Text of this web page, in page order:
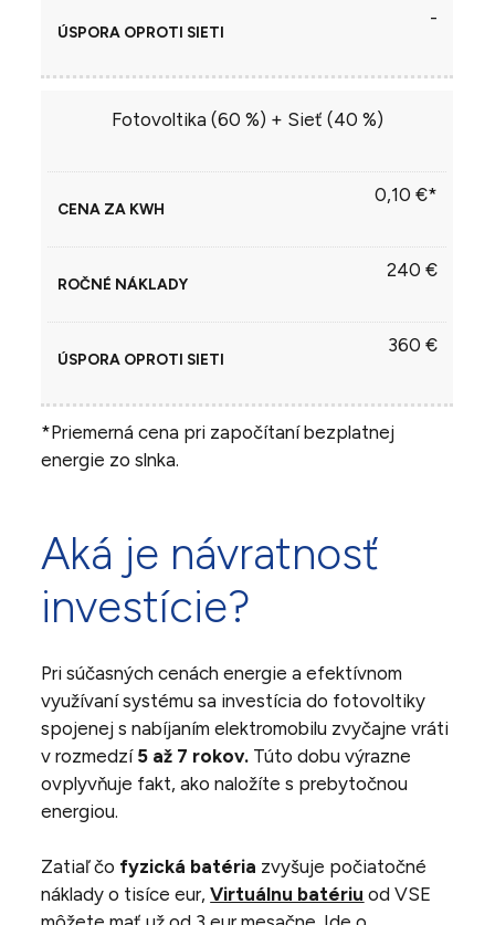
-
Fotovoltika (60 %) + Sieť (40 %)
0,10 €*
240 €
360 €
*Priemerná cena pri započítaní bezplatnej
energie zo slnka.
Aká je návratnosť
investície?
Pri súčasných cenách energie a efektívnom
využívaní systému sa investícia do fotovoltiky
spojenej s nabíjaním elektromobilu zvyčajne vráti
v rozmedzí 5 až 7 rokov. Túto dobu výrazne
ovplyvňuje fakt, ako naložíte s prebytočnou
energiou.
Zatiaľ čo fyzická batéria zvyšuje počiatočné
náklady o tisíce eur,Virtuálnu batériu od VSE